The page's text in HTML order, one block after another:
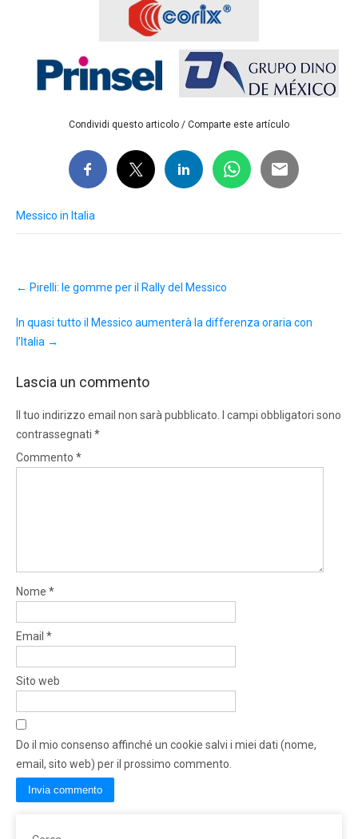
Condividi questo articolo / Comparte este artículo
Messico in Italia
navigation
← Pirelli: le gomme per il Rally del Messico
In quasi tutto il Messico aumenterà la differenza oraria con
l’Italia →
Lascia un commento
Il tuo indirizzo email non sarà pubblicato.
I campi obbligatori sono
contrassegnati *
Commento *
Nome *
Email *
Sito web
Do il mio consenso affinché un cookie salvi i miei dati (nome,
email, sito web) per il prossimo commento.